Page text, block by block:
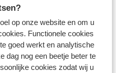
op onze website en om u
Functionele cookies
goed werkt en analytische
dag nog een beetje beter te
cookies zodat wij u
van de hond inpakt,
teugen kan genieten
uw hond.